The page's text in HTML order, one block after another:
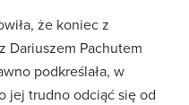
że koniec z
Dariuszem Pachutem
podkreślała, w
jej trudno odciąć się od